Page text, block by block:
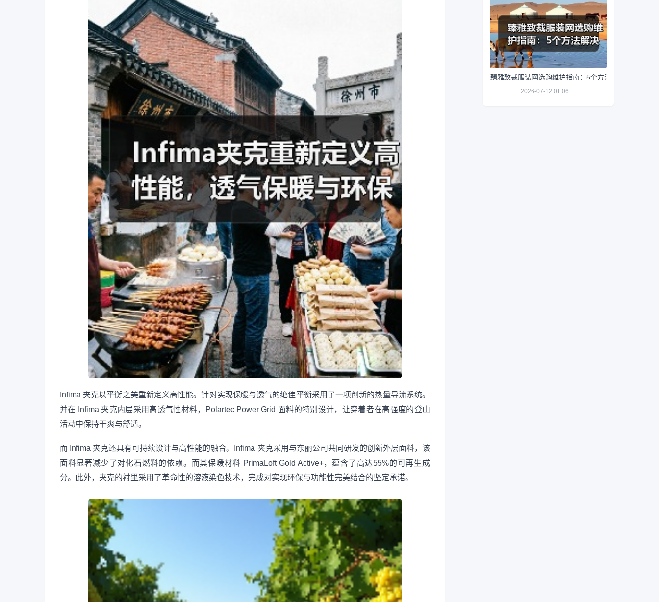
Infima 夹克以平衡之美重新定义高性能。针对实现保暖与透气的绝佳平衡采用了一项创新的热量导流系统。
并在 Infima 夹克内层采用高透气性材料，Polartec Power Grid 面料的特别设计，让穿着者在高强度的登山
活动中保持干爽与舒适。
而 Infima 夹克还具有可持续设计与高性能的融合。Infima 夹克采用与东丽公司共同研发的创新外层面料，该
面料显著减少了对化石燃料的依赖。而其保暖材料 PrimaLoft Gold Active+，蕴含了高达55%的可再生成
分。此外，夹克的衬里采用了革命性的溶液染色技术，完成对实现环保与功能性完美结合的坚定承诺。
臻雅致裁服装网选购维护指南：5个方法解决网购踩坑
2026-07-12 01:06